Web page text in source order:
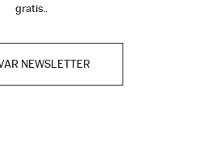
gratis..
NEWSLETTER